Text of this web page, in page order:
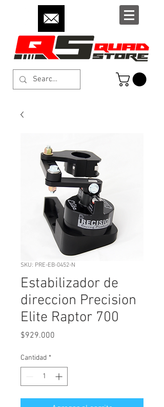
SKU: PRE-EB-0452-N
Estabilizador de
direccion Precision
Elite Raptor 700
$929.000
Cantidad *